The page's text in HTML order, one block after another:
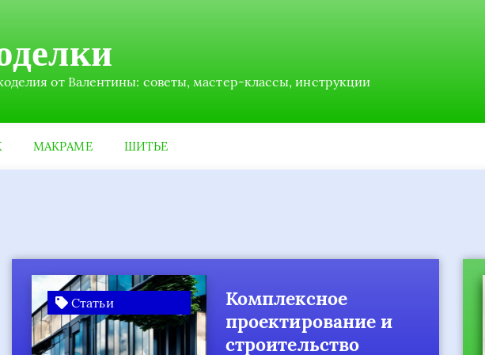
от Валентины: советы, мастер-классы, инструкции
МАКРАМЕ ШИТЬЕ
Комплексное
проектирование и
строительство